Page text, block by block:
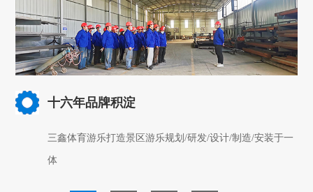
十六年品牌积淀
三鑫体育游乐打造景区游乐规划/研发/设计/制造/安装于一
体